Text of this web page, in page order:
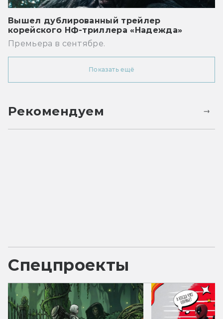
Вышел дублированный трейлер
корейского НФ-триллера «Надежда»
Премьера в сентябре.
Показать ещё
Рекомендуем
Спецпроекты